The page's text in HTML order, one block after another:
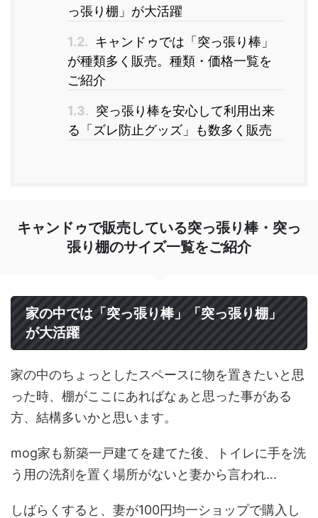
っ張り棚」が大活躍
1.2. キャンドゥでは「突っ張り棒」
が種類多く販売。種類・価格一覧を
ご紹介
1.3. 突っ張り棒を安心して利用出来
る「ズレ防止グッズ」も数多く販売
キャンドゥで販売している突っ張り棒・突っ
張り棚のサイズ一覧をご紹介
家の中では「突っ張り棒」「突っ張り棚」
が大活躍
家の中のちょっとしたスペースに物を置きたいと思
った時、棚がここにあればなぁと思った事がある
方、結構多いかと思います。
mog家も新築一戸建てを建てた後、トイレに手を洗
う用の洗剤を置く場所がないと妻から言われ...
しばらくすると、妻が100円均一ショップで購入し